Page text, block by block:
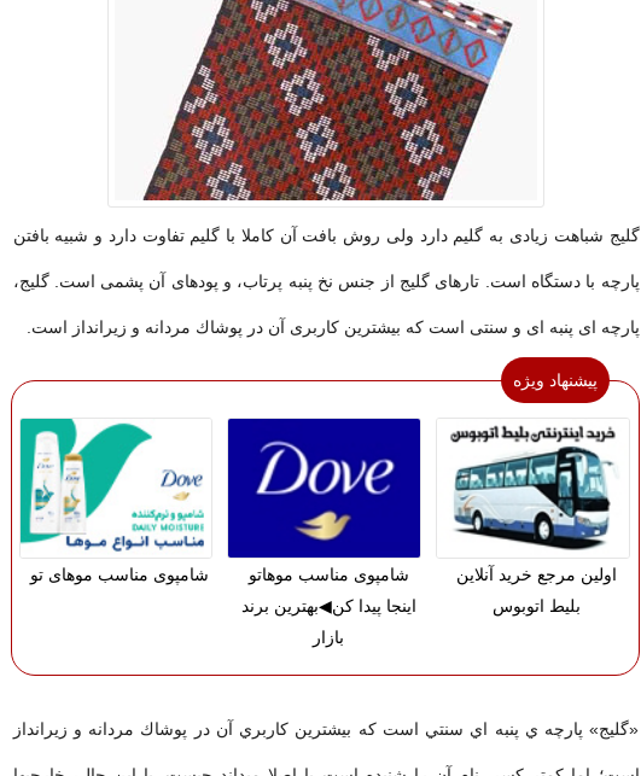
گلیج شباهت زیادی به گلیم دارد ولی روش بافت آن کاملا با گلیم تفاوت دارد و شبیه بافتن
پارچه با دستگاه است. تارهای گلیج از جنس نخ پنبه پرتاب، و پودهای آن پشمی است. گلیج،
پارچه ای‌ پنبه‌ ای و سنتی است كه بیشترین كاربری آن در پوشاك مردانه و زیرانداز است.
پیشنهاد ویژه
اولین مرجع خرید آنلاین
بلیط اتوبوس
شامپوی مناسب موهاتو
اینجا پیدا کن◀بهترین برند
بازار
شامپوی مناسب موهای تو
«گليج» پارچه ي پنبه اي سنتي است كه بيشترين كاربري آن در پوشاك مردانه و زيرانداز